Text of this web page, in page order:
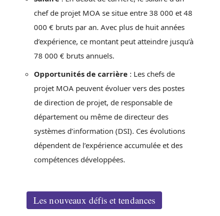
chef de projet MOA se situe entre 38 000 et 48
000 € bruts par an. Avec plus de huit années
d’expérience, ce montant peut atteindre jusqu’à
78 000 € bruts annuels.
Opportunités de carrière : Les chefs de
projet MOA peuvent évoluer vers des postes
de direction de projet, de responsable de
département ou même de directeur des
systèmes d’information (DSI). Ces évolutions
dépendent de l’expérience accumulée et des
compétences développées.
Les nouveaux défis et tendances